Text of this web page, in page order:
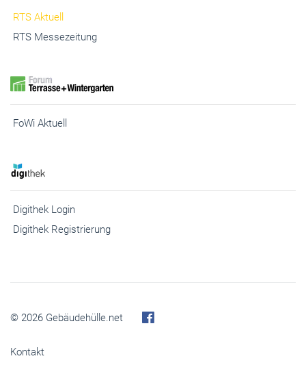
RTS Aktuell
RTS Messezeitung
FoWi Aktuell
Digithek Login
Digithek Registrierung
© 2026 Gebäudehülle.net
Kontakt